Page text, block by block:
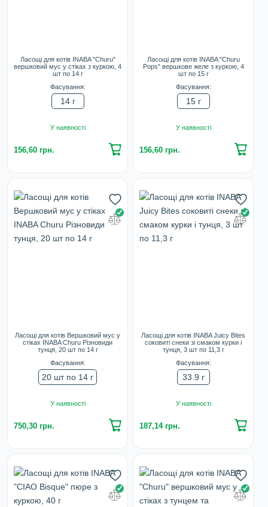
Ласощі для котів INABA "Churu"
вершковий мус у стіках з куркою, 4
шт по 14 г
Фасування:
14 г
У наявності
156,60 грн.
Ласощі для котів INABA "Churu
Pops" вершкове желе з куркою, 4
шт по 15 г
Фасування:
15 г
У наявності
156,60 грн.
Ласощі для котів Вершковий мус у
стіках INABA Churu Різновиди
тунця, 20 шт по 14 г
Фасування:
20 шт по 14 г
У наявності
750,30 грн.
Ласощі для котів INABA Juicy Bites
соковиті снеки зі смаком курки і
тунця, 3 шт по 11,3 г
Фасування:
33.9 г
У наявності
187,14 грн.